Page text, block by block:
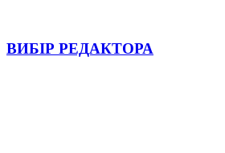
ВИБІР РЕДАКТОРА